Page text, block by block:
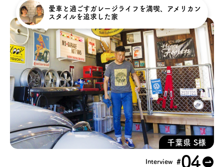
千葉県 S様
愛車と過ごすガレージライフを満喫、アメリカン
スタイルを追求した家
Interview #04